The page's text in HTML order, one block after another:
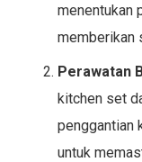
menentukan
memberikan
Perawatan
kitchen set
penggantian
untuk